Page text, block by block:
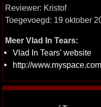
Reviewer: Kristof
Toegevoegd: 19 oktober
Meer Vlad In Tears:
Vlad In Tears' website
http://